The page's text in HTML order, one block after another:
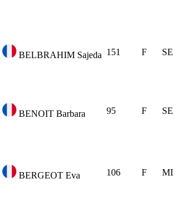
BELBRAHIM Sajeda 151 F SE
BENOIT Barbara
95 F SE
BERGEOT Eva 106 F MI